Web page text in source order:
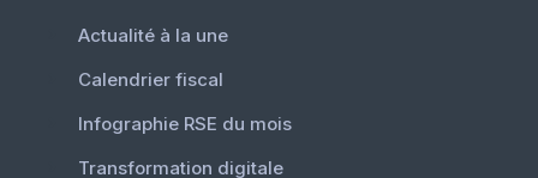
Actualité à la une
Calendrier fiscal
Infographie RSE du mois
Transformation digitale